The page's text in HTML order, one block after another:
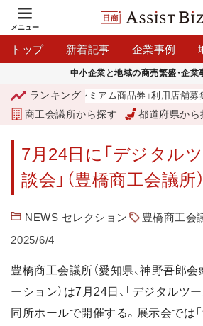
メニュー
トップ 新着記事 企業事例
中小企業と地域の商売繁盛・企業
ランキング
「青森市プレミアム商品券」利用店舗募
商工会議所から探す 都道府県から
7月24日に「デジタル
談会」（豊橋商工会議所）
NEWS セレクション 豊橋商工会
2025/6/4
豊橋商工会議所（愛知県、神野吾郎会
ーション）は7月24日、「デジタルツ
同所ホールで開催する。展示会では「